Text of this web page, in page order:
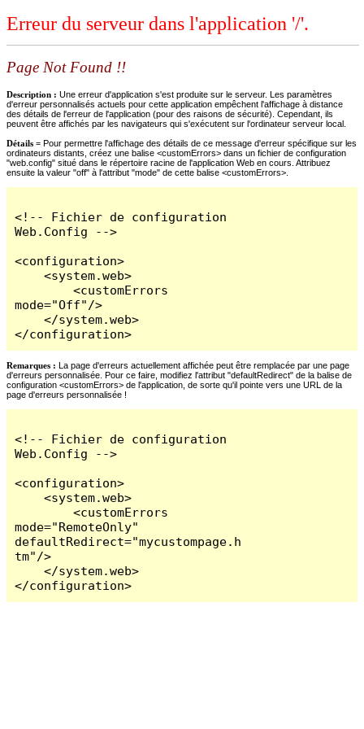
Erreur du serveur dans l'application '/'.
Page Not Found !!
Description : Une erreur d'application s'est produite sur le serveur. Les paramètres
d'erreur personnalisés actuels pour cette application empêchent l'affichage à distance
des détails de l'erreur de l'application (pour des raisons de sécurité). Cependant, ils
peuvent être affichés par les navigateurs qui s'exécutent sur l'ordinateur serveur local.
Détails = Pour permettre l'affichage des détails de ce message d'erreur spécifique sur les
ordinateurs distants, créez une balise <customErrors> dans un fichier de configuration
"web.config" situé dans le répertoire racine de l'application Web en cours. Attribuez
ensuite la valeur "off" à l'attribut "mode" de cette balise <customErrors>.
<!-- Fichier de configuration
Web.Config -->
<configuration>
    <system.web>
        <customErrors
mode="Off"/>
    </system.web>
</configuration>
Remarques : La page d'erreurs actuellement affichée peut être remplacée par une page
d'erreurs personnalisée. Pour ce faire, modifiez l'attribut "defaultRedirect" de la balise de
configuration <customErrors> de l'application, de sorte qu'il pointe vers une URL de la
page d'erreurs personnalisée !
<!-- Fichier de configuration
Web.Config -->
<configuration>
    <system.web>
        <customErrors
mode="RemoteOnly"
defaultRedirect="mycustompage.h
tm"/>
    </system.web>
</configuration>